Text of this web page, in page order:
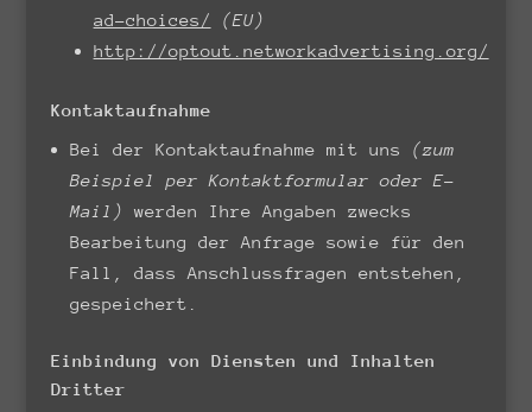
ad-choices/
(EU)
http://optout.networkadvertising.org/
Kontaktaufnahme
Bei der Kontaktaufnahme mit uns (zum
Beispiel per Kontaktformular oder E-
Mail) werden Ihre Angaben zwecks
Bearbeitung der Anfrage sowie für den
Fall, dass Anschlussfragen entstehen,
gespeichert.
Einbindung von Diensten und Inhalten
Dritter